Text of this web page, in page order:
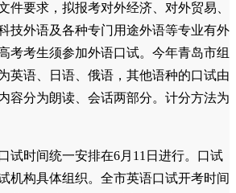
件要求，拟报考对外经济、对外贸易、
技外语及各种专门用途外语等专业有外
考考生须参加外语口试。今年青岛市组
英语、日语、俄语，其他语种的口试由
容分为朗读、会话两部分。计分方法为
试时间统一安排在6月11日进行。口试
机构具体组织。全市英语口试开考时间